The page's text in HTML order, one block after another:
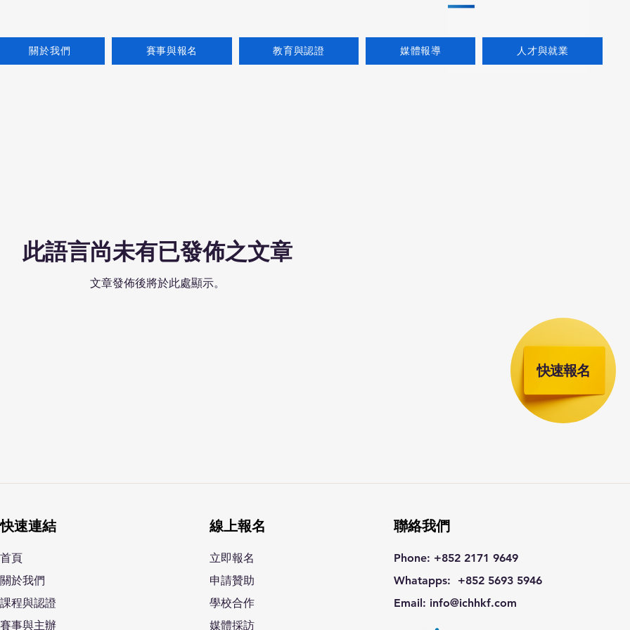
關於我們 賽事與報名 教育與認證 媒體報導 人才與就業
快速報名
此語言尚未有已發佈之文章
文章發佈後將於此處顯示。
快速連結
⾸⾴
關於我們
課程與認證
賽事與主辦
線上報名
立即報名
申請贊助
學校合作
媒體採訪
聯絡我們
Phone: +852 2171 9649
Whatapps: +852 5693 5946
Email: info@ichhkf.com